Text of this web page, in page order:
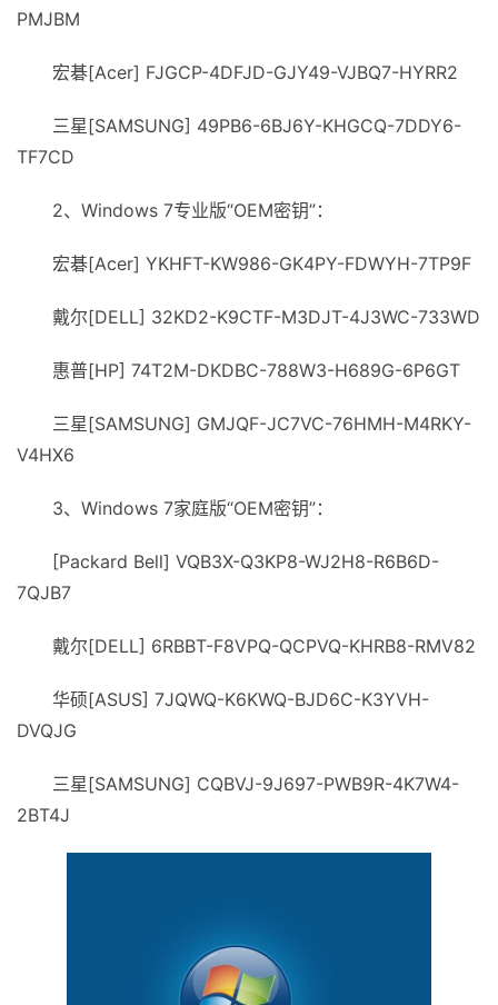
PMJBM
宏碁[Acer] FJGCP-4DFJD-GJY49-VJBQ7-HYRR2
三星[SAMSUNG] 49PB6-6ВJ6Y-KHGCQ-7DDY6-
TF7CD
2、Windows 7专业版“OEM密钥”：
宏碁[Acer] YKHFT-KW986-GK4РY-FDWYH-7TP9F
戴尔[DELL] 32KD2-K9CTF-M3DJT-4J3WC-733WD
惠普[HP] 74T2M-DKDBC-788W3-H689G-6P6GT
三星[SAMSUNG] GMJQF-JC7VC-76HMH-M4RKY-
V4HX6
3、Windows 7家庭版“OEM密钥”：
[Packard Bell] VQB3X-Q3KP8-WJ2H8-R6B6D-
7QJB7
戴尔[DELL] 6RBBT-F8VPQ-QCPVQ-KHRB8-RMV82
华硕[ASUS] 7JQWQ-K6KWQ-ВJD6C-K3YVH-
DVQJG
三星[SAMSUNG] CQBVJ-9J697-PWB9R-4K7W4-
2BT4J